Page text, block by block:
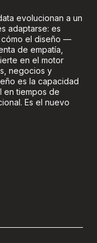
evolucionan a un
adaptarse: es
cómo el diseño —
de empatía,
en el motor
negocios y
es la capacidad
en tiempos de
Es el nuevo